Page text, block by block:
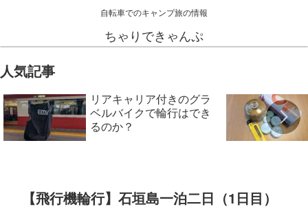
自転車でのキャンプ旅の情報
ちゃりできゃんぷ
人気記事
リアキャリア付きのグラ
ベルバイクで輪行はでき
るのか？
【飛行機輪行】石垣島一泊二日（1日目）